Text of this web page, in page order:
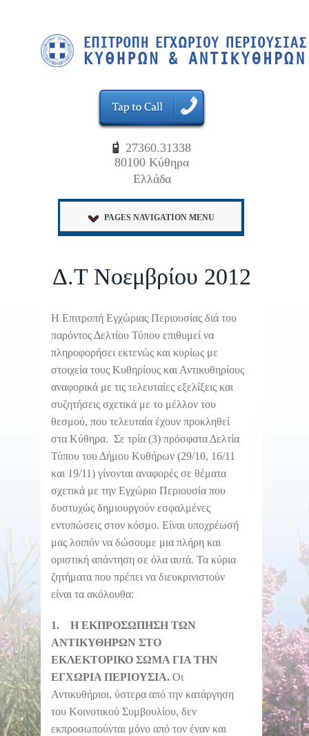
27360.31338
80100 Κύθηρα
Ελλάδα
PAGES NAVIGATION MENU
Δ.Τ Νοεμβρίου 2012
Η Επιτροπή Εγχώριας Περιουσίας διά του
παρόντος Δελτίου Τύπου επιθυμεί να
πληροφορήσει εκτενώς και κυρίως με
στοιχεία τους Κυθηρίους και Αντικυθηρίους
αναφορικά με τις τελευταίες εξελίξεις και
συζητήσεις σχετικά με το μέλλον του
θεσμού, που τελευταία έχουν προκληθεί
στα Κύθηρα. Σε τρία (3) πρόσφατα Δελτία
Τύπου του Δήμου Κυθήρων (29/10, 16/11
και 19/11) γίνονται αναφορές σε θέματα
σχετικά με την Εγχώριο Περιουσία που
δυστυχώς δημιουργούν εσφαλμένες
εντυπώσεις στον κόσμο. Είναι υποχρέωσή
μας λοιπόν να δώσουμε μια πλήρη και
οριστική απάντηση σε όλα αυτά. Τα κύρια
ζητήματα που πρέπει να διευκρινιστούν
είναι τα ακόλουθα:
1. Η ΕΚΠΡΟΣΩΠΗΣΗ ΤΩΝ
ΑΝΤΙΚΥΘΗΡΩΝ ΣΤΟ
ΕΚΛΕΚΤΟΡΙΚΟ ΣΩΜΑ ΓΙΑ ΤΗΝ
ΕΓΧΩΡΙΑ ΠΕΡΙΟΥΣΙΑ. Οι
Αντικυθήριοι, ύστερα από την κατάργηση
του Κοινοτικού Συμβουλίου, δεν
εκπροσωπούνται μόνο από τον έναν και